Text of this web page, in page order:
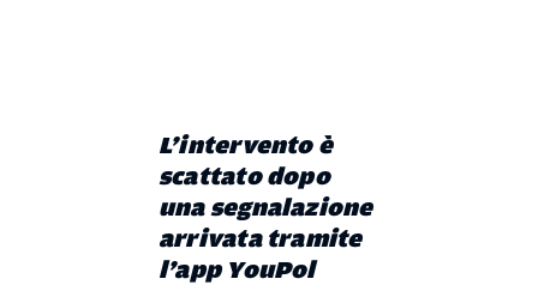
L’intervento è
scattato dopo
una segnalazione
arrivata tramite
l’app YouPol